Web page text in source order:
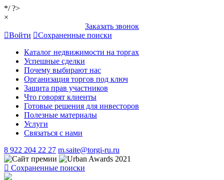
*/ ?>
×
Заказать звонок
Войти
Сохраненные поиски
Каталог недвижимости на торгах
Успешные сделки
Почему выбирают нас
Организация торгов под ключ
Защита прав участников
Что говорят клиенты
Готовые решения для инвесторов
Полезные материалы
Услуги
Связаться с нами
8 922 204 22 27 m.saite@torgi-ru.ru
Сохраненные поиски